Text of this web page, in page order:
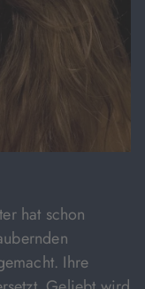
hat schon
Ihre